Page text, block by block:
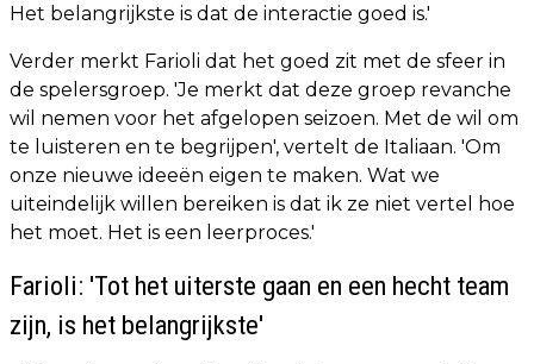
Het belangrijkste is dat de interactie goed is.'
Verder merkt Farioli dat het goed zit met de sfeer in
de spelersgroep. 'Je merkt dat deze groep revanche
wil nemen voor het afgelopen seizoen. Met de wil om
te luisteren en te begrijpen', vertelt de Italiaan. 'Om
onze nieuwe ideeën eigen te maken. Wat we
uiteindelijk willen bereiken is dat ik ze niet vertel hoe
het moet. Het is een leerproces.'
Farioli: 'Tot het uiterste gaan en een hecht team
zijn, is het belangrijkste'